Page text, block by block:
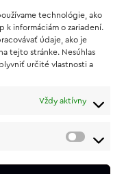
technológie, ako
k informáciám o zariadení.
údaje, ako je
tejto stránke. Nesúhlas
určité vlastnosti a
Vždy aktívny